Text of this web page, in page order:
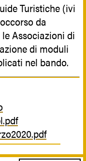
Turistiche (ivi
da
Associazioni di
di moduli
nel bando.